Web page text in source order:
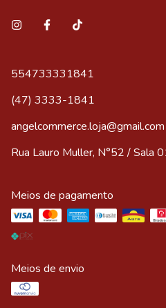
554733331841
(47) 3333-1841
angelcommerce.loja@gmail.com
Rua Lauro Muller, N°52 / Sala
Meios de pagamento
Meios de envio